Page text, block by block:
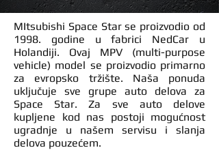
MItsubishi Space Star se proizvodio od
1998. godine u fabrici NedCar u
Holandiji. Ovaj MPV (multi-purpose
vehicle) model se proizvodio primarno
za evropsko tržište. Naša ponuda
uključuje sve grupe auto delova za
Space Star. Za sve auto delove
kupljene kod nas postoji mogućnost
ugradnje u našem servisu i slanja
delova pouzećem.